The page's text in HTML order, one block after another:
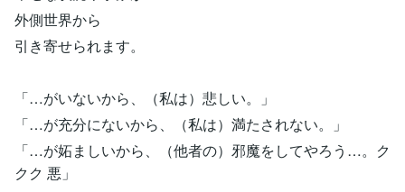
外側世界から
引き寄せられます。
「…がいないから、（私は）悲しい。」
「…が充分にないから、（私は）満たされない。」
「…が妬ましいから、（他者の）邪魔をしてやろう…。ク
クク 悪」